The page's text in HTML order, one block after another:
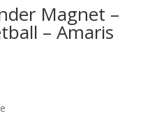
Magnet –
– Amaris